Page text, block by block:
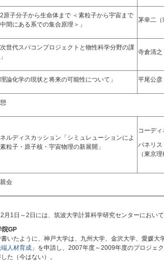
2原子分子から生命体まで ＜素粒子から宇宙まで
間にある系での集合原理＞」
茅幸二（
次世代スパコンプロジェクトと物性科学分野の課
寺倉清之
理論化学の現状と将来の可能性について」 平尾公彦
ルディスカッション「シミュレューションによ
粒子・原子核・宇宙物理の新展開」
コーデ
パネリ
（東京
会
月1日～2日には、筑波大学計算科学研究センターにおい
院GP
いたように、神戸大学は、九州大学、金沢大学、愛媛
人材育成」を申請し、2007年度～2009年度のプロジェ
た（今はない）。